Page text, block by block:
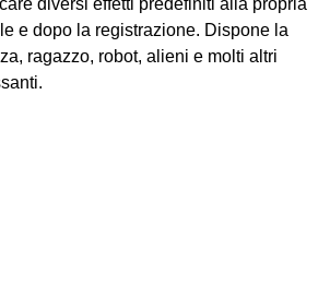
diversi effetti predefiniti alla propria
e dopo la registrazione. Dispone la
ragazzo, robot, alieni e molti altri